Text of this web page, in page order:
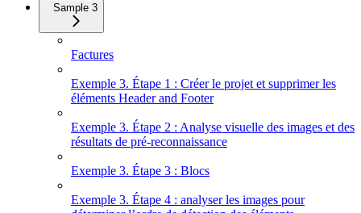
Sample 3
Factures
Exemple 3. Étape 1 : Créer le projet et supprimer les
éléments Header and Footer
Exemple 3. Étape 2 : Analyse visuelle des images et des
résultats de pré-reconnaissance
Exemple 3. Étape 3 : Blocs
Exemple 3. Étape 4 : analyser les images pour